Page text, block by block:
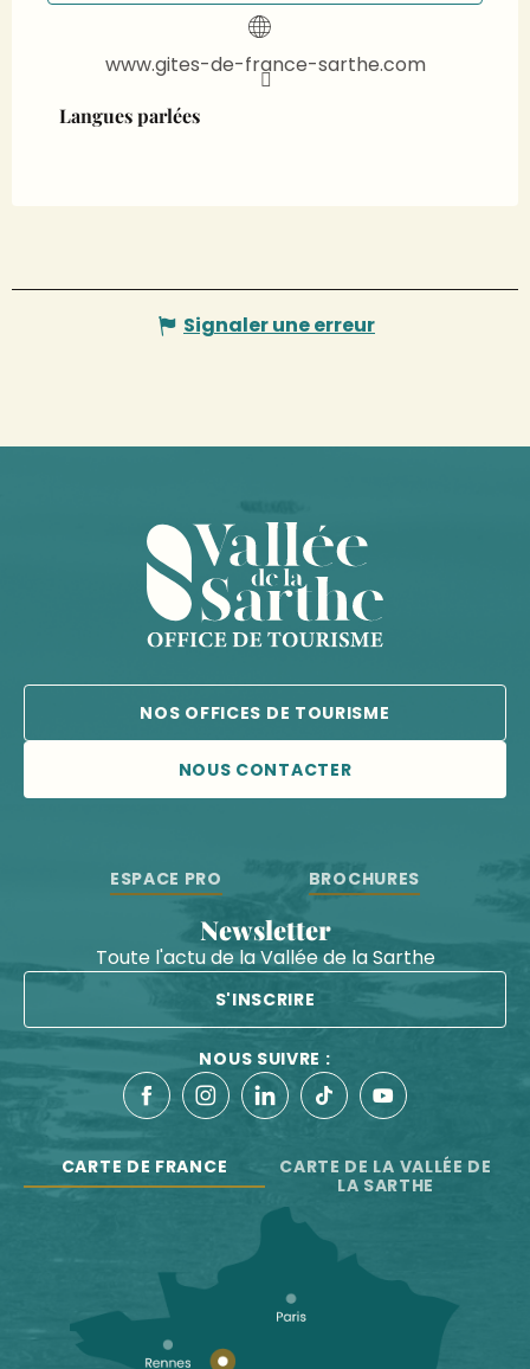
www.gites-de-france-sarthe.com
Langues parlées
Langues parlées
Signaler une erreur
NOS OFFICES DE TOURISME
NOUS CONTACTER
ESPACE PRO BROCHURES
Newsletter
Toute l'actu de la Vallée de la Sarthe
S'INSCRIRE
NOUS SUIVRE :
CARTE DE FRANCE
CARTE DE LA VALLÉE DE
LA SARTHE